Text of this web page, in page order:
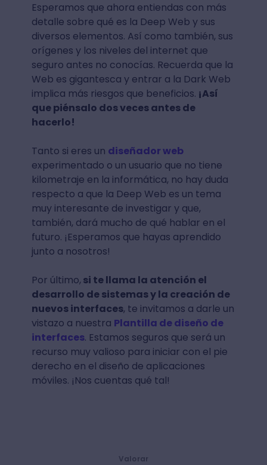
Esperamos que ahora entiendas con más
detalle sobre qué es la Deep Web y sus
diversos elementos. Así como también, sus
orígenes y los niveles del internet que
seguro antes no conocías. Recuerda que la
Web es gigantesca y entrar a la Dark Web
implica más riesgos que beneficios. ¡Así
que piénsalo dos veces antes de
hacerlo!
Tanto si eres un diseñador web
experimentado o un usuario que no tiene
kilometraje en la informática, no hay duda
respecto a que la Deep Web es un tema
muy interesante de investigar y que,
también, dará mucho de qué hablar en el
futuro. ¡Esperamos que hayas aprendido
junto a nosotros!
Por último, si te llama la atención el
desarrollo de sistemas y la creación de
nuevos interfaces, te invitamos a darle un
vistazo a nuestra Plantilla de diseño de
interfaces. Estamos seguros que será un
recurso muy valioso para iniciar con el pie
derecho en el diseño de aplicaciones
móviles. ¡Nos cuentas qué tal!
Valorar